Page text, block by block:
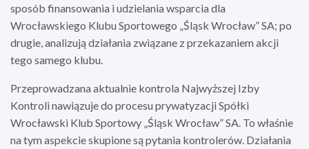
sposób finansowania i udzielania wsparcia dla
Wrocławskiego Klubu Sportowego „Śląsk Wrocław” SA; po
drugie, analizują działania związane z przekazaniem akcji
tego samego klubu.
Przeprowadzana aktualnie kontrola Najwyższej Izby
Kontroli nawiązuje do procesu prywatyzacji Spółki
Wrocławski Klub Sportowy „Śląsk Wrocław” SA. To właśnie
na tym aspekcie skupione są pytania kontrolerów. Działania